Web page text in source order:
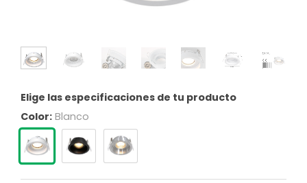
Elige las especificaciones de tu producto
Color: Blanco